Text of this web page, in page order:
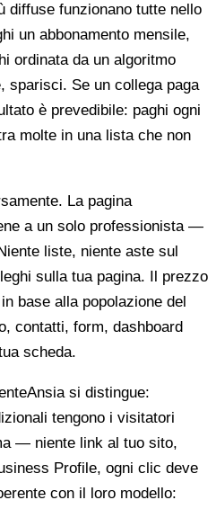
diffuse funzionano tutte nello
un abbonamento mensile,
ordinata da un algoritmo
sparisci. Se un collega paga
è prevedibile: paghi ogni
molte in una lista che non
La pagina
a un solo professionista —
liste, niente aste sul
sulla tua pagina. Il prezzo
base alla popolazione del
contatti, form, dashboard
scheda.
si distingue:
tengono i visitatori
— niente link al tuo sito,
Profile, ogni clic deve
con il loro modello: